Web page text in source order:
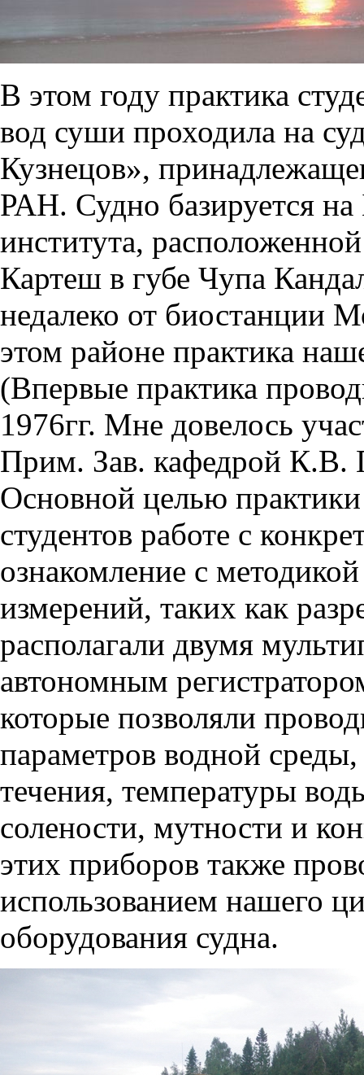
В этом году практика
вод суши проходила на
Кузнецов»,
РАН. Судно базируется
института,
Картеш в губе Чупа
недалеко от биостанции
этом районе практика
(Впервые практика
1976гг. Мне довелось
Прим. Зав. кафедрой К.В.
Основной целью практики
студентов работе с
ознакомление с
измерений, таких как
располагали двумя
автономным
которые позволяли
параметров водной
течения, температуры
солености, мутности и
этих приборов также
использованием нашего
оборудования судна.